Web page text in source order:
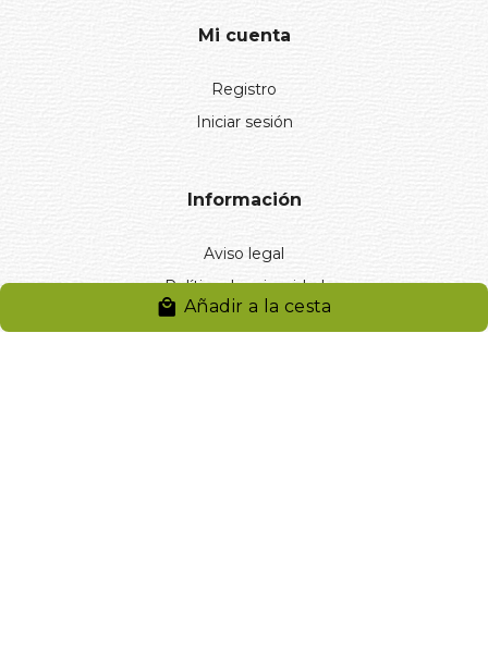
Añadir a la cesta
Mi cuenta
Registro
Iniciar sesión
Información
Aviso legal
Política de privacidad
Entregas y devoluciones